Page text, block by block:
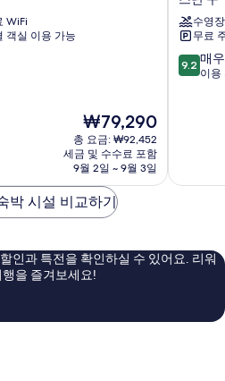
WiFi
객실 이용 가능
현
재
요
금
₩79,290
₩79,290
총 요금: ₩92,452
세금 및 수수료 포함
9월 2일 ~ 9월 3일
릴
라
칭
다
오
수영장
무료
10
점
우
요,
이
9.2 매
이용
박 시설 비교하기
인과 특전을 확인하실 수 있어요. 리워
을 즐겨보세요!